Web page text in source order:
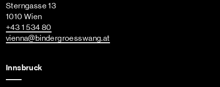
Sterngasse 13
1010 Wien
+43 1 534 80
vienna@bindergroesswang.at
Innsbruck